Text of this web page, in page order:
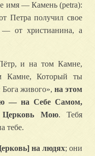
имя — Камень (petra):
Петра получил свое
от христианина, а
и на том Камне,
Камне, Который ты
живого», на этом
— на Себе Самом,
Церковь Мою. Тебя
тебе.
на людях; они